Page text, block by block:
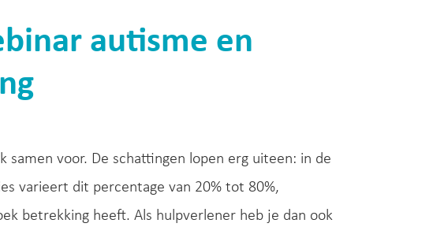
autisme en
voor. De schattingen lopen erg uiteen: in de
varieert dit percentage van 20% tot 80%,
betrekking heeft. Als hulpverlener heb je dan ook